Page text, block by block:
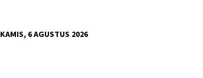
KAMIS, 6 AGUSTUS 2026